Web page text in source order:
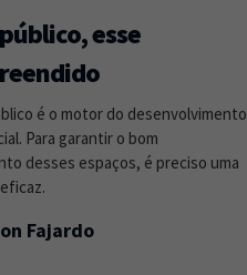
esse
é o motor do desenvolvimento
Para garantir o bom
desses espaços, é preciso uma
Fajardo